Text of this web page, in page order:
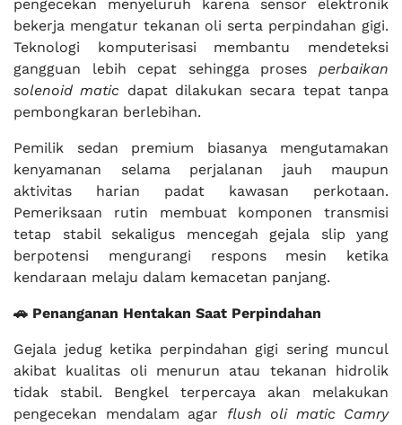
pengecekan menyeluruh karena sensor elektronik
bekerja mengatur tekanan oli serta perpindahan gigi.
Teknologi komputerisasi membantu mendeteksi
gangguan lebih cepat sehingga proses perbaikan
solenoid matic dapat dilakukan secara tepat tanpa
pembongkaran berlebihan.
Pemilik sedan premium biasanya mengutamakan
kenyamanan selama perjalanan jauh maupun
aktivitas harian padat kawasan perkotaan.
Pemeriksaan rutin membuat komponen transmisi
tetap stabil sekaligus mencegah gejala slip yang
berpotensi mengurangi respons mesin ketika
kendaraan melaju dalam kemacetan panjang.
🚗 Penanganan Hentakan Saat Perpindahan
Gejala jedug ketika perpindahan gigi sering muncul
akibat kualitas oli menurun atau tekanan hidrolik
tidak stabil. Bengkel terpercaya akan melakukan
pengecekan mendalam agar flush oli matic Camry